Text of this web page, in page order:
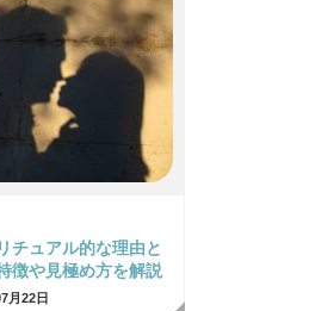
チュアル的な理由と
徴や見極め方を解説
月22日